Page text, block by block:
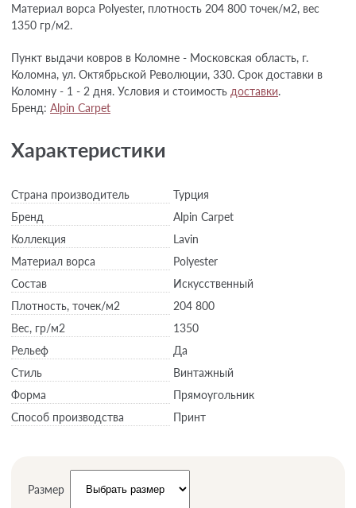
Материал ворса Polyester, плотность 204 800 точек/м2, вес
1350 гр/м2.
Пункт выдачи ковров в Коломне - Московская область, г.
Коломна, ул. Октябрьской Революции, 330. Срок доставки в
Коломну - 1 - 2 дня. Условия и стоимость доставки.
Бренд: Alpin Carpet
Характеристики
Страна производитель
Турция
Бренд
Alpin Carpet
Коллекция
Lavin
Материал ворса
Polyester
Состав
Искусственный
Плотность, точек/м2
204 800
Вес, гр/м2
1350
Рельеф
Да
Стиль
Винтажный
Форма
Прямоугольник
Способ производства
Принт
Размер